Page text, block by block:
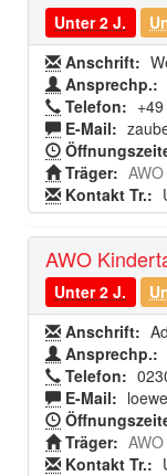
Unter 2 J.
Anschrift:
Ansprechp.:
Telefon:
E-Mail:
Träger:
Kontakt Tr.:
AWO
Unter 2 J.
Anschrift:
Ansprechp.:
Telefon:
E-Mail:
Träger:
Kontakt Tr.: